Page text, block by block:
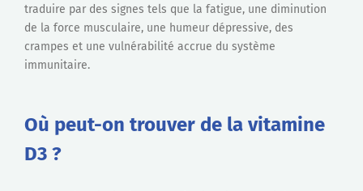
traduire par des signes tels que la fatigue, une diminution
de la force musculaire, une humeur dépressive, des
crampes et une vulnérabilité accrue du système
immunitaire.
Où peut-on trouver de la vitamine
D3 ?